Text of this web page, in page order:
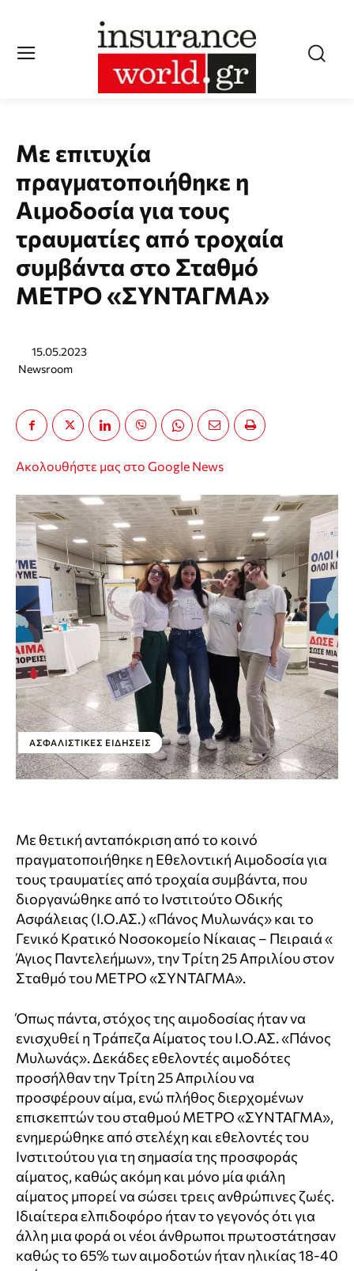
Με επιτυχία
πραγματοποιήθηκε η
Αιμοδοσία για τους
τραυματίες από τροχαία
συμβάντα στο Σταθμό
ΜΕΤΡΟ «ΣΥΝΤΑΓΜΑ»
15.05.2023
Newsroom
Ακολουθήστε μας στο Google News
ΑΣΦΑΛΙΣΤΙΚΕΣ ΕΙΔΗΣΕΙΣ
Με θετική ανταπόκριση από το κοινό
πραγματοποιήθηκε η Εθελοντική Αιμοδοσία για
τους τραυματίες από τροχαία συμβάντα, που
διοργανώθηκε από το Ινστιτούτο Οδικής
Ασφάλειας (Ι.Ο.ΑΣ.) «Πάνος Μυλωνάς» και το
Γενικό Κρατικό Νοσοκομείο Νίκαιας – Πειραιά «
Άγιος Παντελεήμων», την Τρίτη 25 Απριλίου στον
Σταθμό του ΜΕΤΡΟ «ΣΥΝΤΑΓΜΑ».
Όπως πάντα, στόχος της αιμοδοσίας ήταν να
ενισχυθεί η Τράπεζα Αίματος του Ι.Ο.ΑΣ. «Πάνος
Μυλωνάς». Δεκάδες εθελοντές αιμοδότες
προσήλθαν την Τρίτη 25 Απριλίου να
προσφέρουν αίμα, ενώ πλήθος διερχομένων
επισκεπτών του σταθμού ΜΕΤΡΟ «ΣΥΝΤΑΓΜΑ»,
ενημερώθηκε από στελέχη και εθελοντές του
Ινστιτούτου για τη σημασία της προσφοράς
αίματος, καθώς ακόμη και μόνο μία φιάλη
αίματος μπορεί να σώσει τρεις ανθρώπινες ζωές.
Ιδιαίτερα ελπιδοφόρο ήταν το γεγονός ότι για
άλλη μια φορά οι νέοι άνθρωποι πρωτοστάτησαν
καθώς το 65% των αιμοδοτών ήταν ηλικίας 18-40